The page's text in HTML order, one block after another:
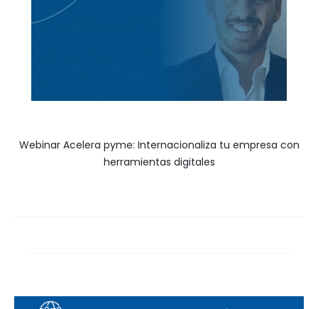
Webinar Acelera pyme: Internacionaliza tu empresa con
herramientas digitales